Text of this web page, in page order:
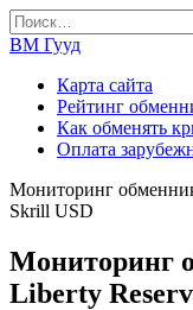
Перейти
к
содержанию
Search
for:
ВМ Гууд
Карта сайта
Рейтинг
Как обменять
Оплата
Мониторинг
Skrill USD
Мониторинг
Liberty